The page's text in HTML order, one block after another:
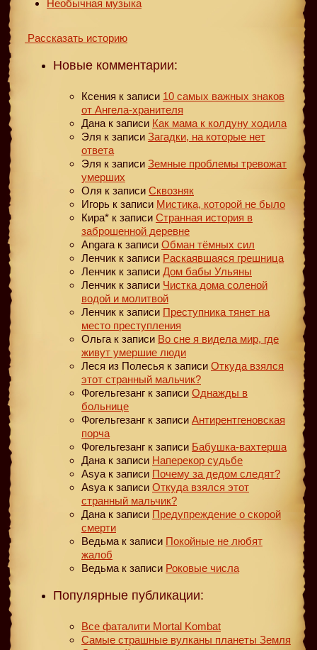
Необычная музыка
Рассказать историю
Новые комментарии:
Ксения к записи 10 самых важных знаков
от Ангела-хранителя
Дана к записи Как мама к колдуну ходила
Эля к записи Загадки, на которые нет
ответа
Эля к записи Земные проблемы тревожат
умерших
Оля к записи Сквозняк
Игорь к записи Мистика, которой не было
Кира* к записи Странная история в
заброшенной деревне
Angara к записи Обман тёмных сил
Ленчик к записи Раскаявшаяся грешница
Ленчик к записи Дом бабы Ульяны
Ленчик к записи Чистка дома соленой
водой и молитвой
Ленчик к записи Преступника тянет на
место преступления
Ольга к записи Во сне я видела мир, где
живут умершие люди
Леся из Полесья к записи Откуда взялся
этот странный мальчик?
Фогельгезанг к записи Однажды в
больнице
Фогельгезанг к записи Антирентгеновская
порча
Фогельгезанг к записи Бабушка-вахтерша
Дана к записи Наперекор судьбе
Asya к записи Почему за дедом следят?
Asya к записи Откуда взялся этот
странный мальчик?
Дана к записи Предупреждение о скорой
смерти
Ведьма к записи Покойные не любят
жалоб
Ведьма к записи Роковые числа
Популярные публикации:
Все фаталити Mortal Kombat
Самые страшные вулканы планеты Земля